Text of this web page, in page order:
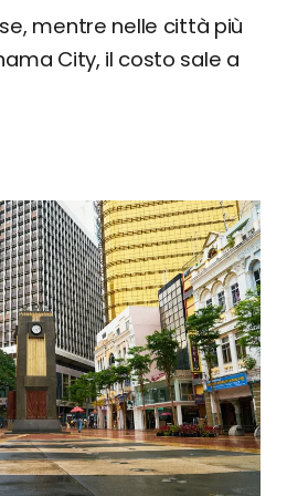
mentre nelle città più
City, il costo sale a